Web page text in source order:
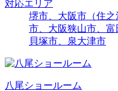
対応エリア
堺市、大阪市（住
市、大阪狭山市、富
貝塚市、泉大津市
八尾ショールーム